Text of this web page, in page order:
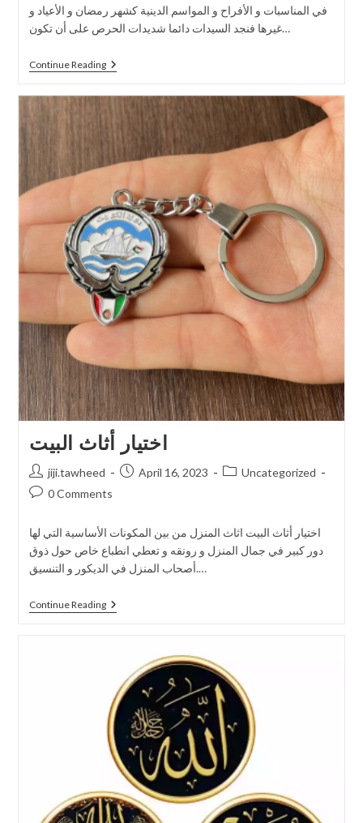
في المناسبات و الأفراح و المواسم الدينية كشهر رمضان و الأعياد و
غيرها فنجد السيدات دائما شديدات الحرص على أن تكون…
Continue Reading
اختيار أثاث البيت
jiji.tawheed April 16, 2023
Uncategorized
0 Comments
اختيار أثاث البيت اثاث المنزل من بين المكونات الأساسية التي لها
دور كبير في جمال المنزل و رونقه و تعطي انطباع خاص حول ذوق
أصحاب المنزل في الديكور و التنسيق.…
Continue Reading